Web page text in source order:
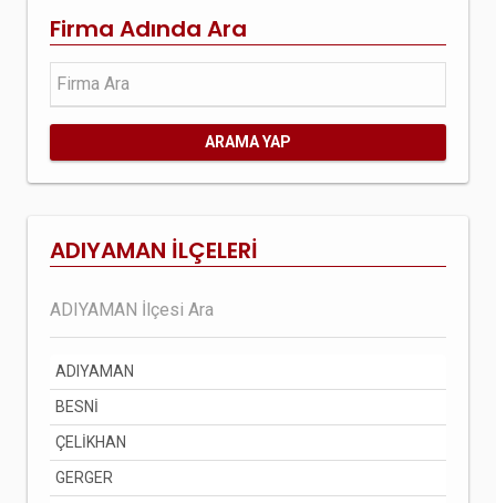
Firma Adında Ara
ARAMA YAP
ADIYAMAN İLÇELERİ
ADIYAMAN
BESNİ
ÇELİKHAN
GERGER